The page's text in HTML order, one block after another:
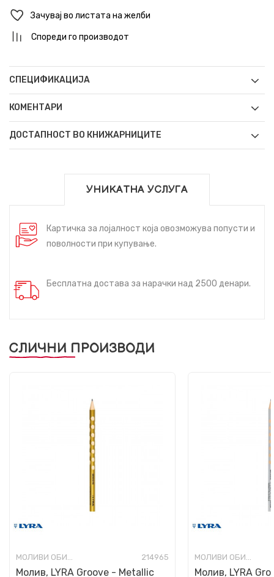
Зачувај во листата на желби
Спореди го производот
СПЕЦИФИКАЦИЈА
КОМЕНТАРИ
ДОСТАПНОСТ ВО КНИЖАРНИЦИТЕ
УНИКАТНА УСЛУГА
Картичка за лојалност која овозможува попусти и
поволности при купување.
Бесплатна достава за нарачки над 2500 денари.
СЛИЧНИ ПРОИЗВОДИ
МОЛИВИ ОБИЧНИ 214965
Молив, LYRA Groove - Metallic
МОЛИВИ ОБИЧНИ
Молив, LYRA